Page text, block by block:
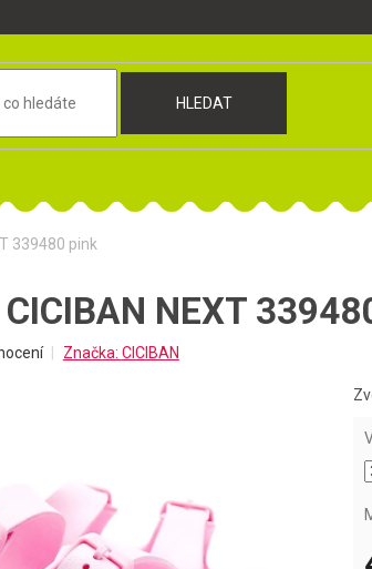
HLEDAT
339480 pink
NEXT
Značka: CICIBAN